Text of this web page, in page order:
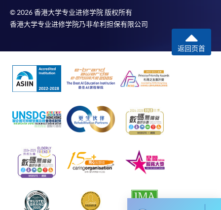
© 2026 香港大学专业进修学院 版权所有
香港大学专业进修学院乃非牟利担保有限公司
返回页首